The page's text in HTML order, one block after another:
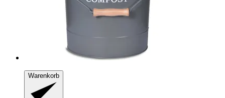
Warenkorb